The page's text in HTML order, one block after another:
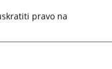
pravo na